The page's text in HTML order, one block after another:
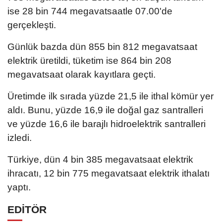
ise 28 bin 744 megavatsaatle 07.00'de
gerçekleşti.
Günlük bazda dün 855 bin 812 megavatsaat
elektrik üretildi, tüketim ise 864 bin 208
megavatsaat olarak kayıtlara geçti.
Üretimde ilk sırada yüzde 21,5 ile ithal kömür yer
aldı. Bunu, yüzde 16,9 ile doğal gaz santralleri
ve yüzde 16,6 ile barajlı hidroelektrik santralleri
izledi.
Türkiye, dün 4 bin 385 megavatsaat elektrik
ihracatı, 12 bin 775 megavatsaat elektrik ithalatı
yaptı.
EDİTÖR